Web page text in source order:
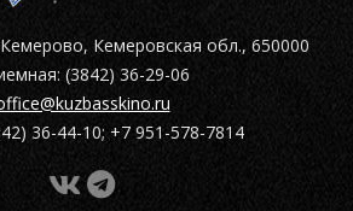
Кемеровская обл., 650000
(3842) 36-29-06
36-44-10; +7 951-578-7814